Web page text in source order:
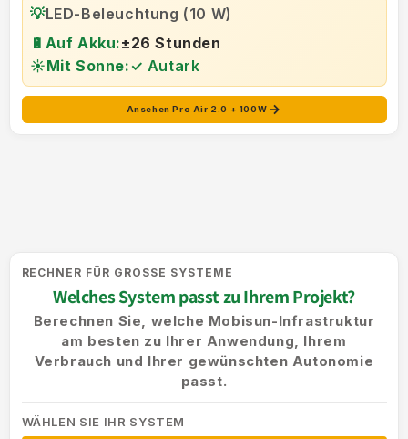
💡LED-Beleuchtung (10 W)
🔋 Auf Akku:±26 Stunden
☀️Mit Sonne: ✓ Autark
Ansehen Pro Air 2.0 + 100W
RECHNER FÜR GROSSE SYSTEME
Welches System passt zu Ihrem Projekt?
Berechnen Sie, welche Mobisun-Infrastruktur
am besten zu Ihrer Anwendung, Ihrem
Verbrauch und Ihrer gewünschten Autonomie
passt.
WÄHLEN SIE IHR SYSTEM